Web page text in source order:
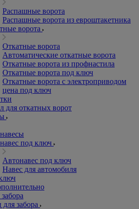
Распашные ворота
Распашные ворота из евроштакетника
ворота
Откатные ворота
Автоматические откатные ворота
Откатные ворота из профнастила
Откатные ворота под ключ
Откатные ворота с электроприводом
цена под ключ
для откатных ворот
под ключ
Автонавес под ключ
Навес для автомобиля
забора